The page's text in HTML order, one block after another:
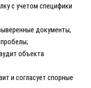
с учетом специфики
документы,
объекта
и согласует спорные